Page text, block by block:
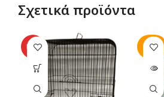
Σχετικά προϊόντα
HOT
SOLD
OUT